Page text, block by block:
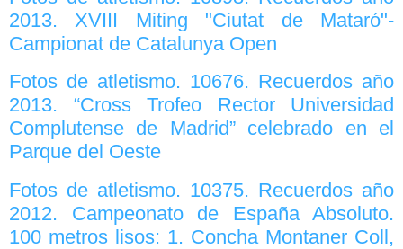
2013. XVIII Miting "Ciutat de Mataró"-
Campionat de Catalunya Open
Fotos de atletismo. 10676. Recuerdos año
2013. “Cross Trofeo Rector Universidad
Complutense de Madrid” celebrado en el
Parque del Oeste
Fotos de atletismo. 10375. Recuerdos año
2012. Campeonato de España Absoluto.
100 metros lisos: 1. Concha Montaner Coll,